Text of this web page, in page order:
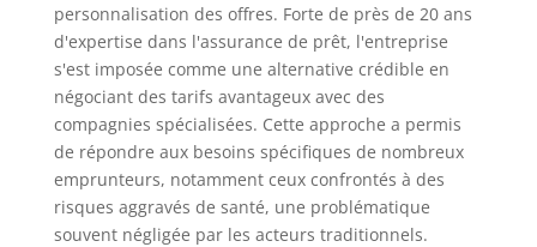
personnalisation des offres. Forte de près de 20 ans
d'expertise dans l'assurance de prêt, l'entreprise
s'est imposée comme une alternative crédible en
négociant des tarifs avantageux avec des
compagnies spécialisées. Cette approche a permis
de répondre aux besoins spécifiques de nombreux
emprunteurs, notamment ceux confrontés à des
risques aggravés de santé, une problématique
souvent négligée par les acteurs traditionnels.